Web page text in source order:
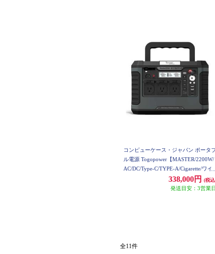
コンピューケース・ジャパン ポータ
ル電源 Togopower【MASTER/2200W/
AC/DC/Type-C/TYPE-A/Cigarette/ワイ
ヤレスチャージャー/ブラック】 TSP2
338,000円 (税
発送目安：3営業日
全11件